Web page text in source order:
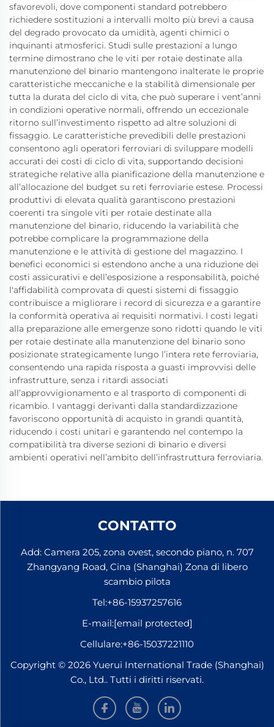
sfavorevoli, dove componenti standard potrebbero
richiedere sostituzioni a intervalli molto più brevi a causa
del degrado provocato da umidità, agenti chimici o
inquinanti atmosferici. Studi sulle prestazioni a lungo
termine dimostrano che le viti per rotaie destinate alla
manutenzione del binario mantengono inalterate le proprie
caratteristiche meccaniche e la stabilità dimensionale per
tutta la durata del ciclo di vita, che può superare i vent’anni
in condizioni operative normali, offrendo un eccezionale
ritorno sull’investimento rispetto ad altre soluzioni di
fissaggio. Le caratteristiche prevedibili delle prestazioni
consentono agli operatori ferroviari di sviluppare modelli
accurati dei costi di ciclo di vita, supportando decisioni
strategiche relative alla pianificazione della manutenzione e
all’allocazione del budget su reti ferroviarie estese. Processi
produttivi di elevata qualità garantiscono prestazioni
coerenti tra singole viti per rotaie destinate alla
manutenzione del binario, riducendo la variabilità che
potrebbe complicare la programmazione della
manutenzione e le attività di gestione del magazzino. I
benefici economici si estendono anche a una riduzione dei
costi assicurativi e dell’esposizione a responsabilità, poiché
l'affidabilità comprovata di questi sistemi di fissaggio
contribuisce a migliorare i record di sicurezza e a garantire
la conformità operativa ai requisiti normativi. I costi legati
alla preparazione alle emergenze sono ridotti quando le viti
per rotaie destinate alla manutenzione del binario sono
posizionate strategicamente lungo l’intera rete ferroviaria,
consentendo una rapida risposta a guasti improvvisi delle
infrastrutture, senza i ritardi associati
all’approvvigionamento e al trasporto di componenti di
ricambio. I vantaggi derivanti dalla standardizzazione
favoriscono opportunità di acquisto in grandi quantità,
riducendo i costi unitari e garantendo nel contempo la
compatibilità tra diverse sezioni di binario e diversi
ambienti operativi nell’ambito dell’infrastruttura ferroviaria.
CONTATTO
Add: Camera 205, zona ovest, secondo piano, n. 707
Zhangyang Road, Cina (Shanghai) Zona di libero
scambio pilota
Tel:+86-15937257616
E-mail:[email protected]
Cellulare:+86-15037221110
Copyright © 2026 Yuerui International Trade (Shanghai)
Co., Ltd.. Tutti i diritti riservati.